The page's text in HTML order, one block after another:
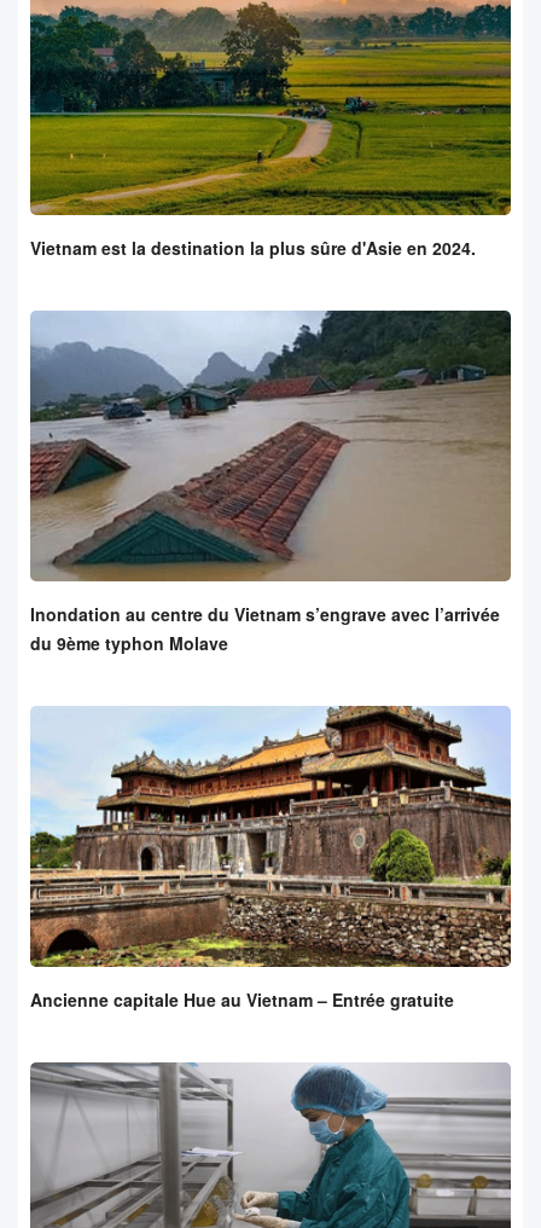
Vietnam est la destination la plus sûre d'Asie en 2024.
Inondation au centre du Vietnam s’engrave avec l’arrivée
du 9ème typhon Molave
Ancienne capitale Hue au Vietnam – Entrée gratuite